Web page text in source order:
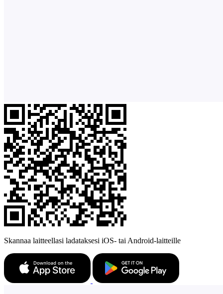
Skannaa laitteellasi ladataksesi iOS- tai Android-laitteille